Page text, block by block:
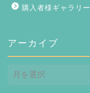
購入者様ギャラリー
アーカイブ
ー